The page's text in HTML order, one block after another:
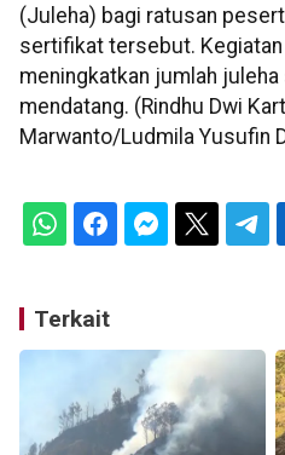
(Juleha) bagi ratusan
sertifikat tersebut.
meningkatkan jumlah juleha
mendatang. (Rindhu Dwi
Marwanto/Ludmila Yusufin
Terkait